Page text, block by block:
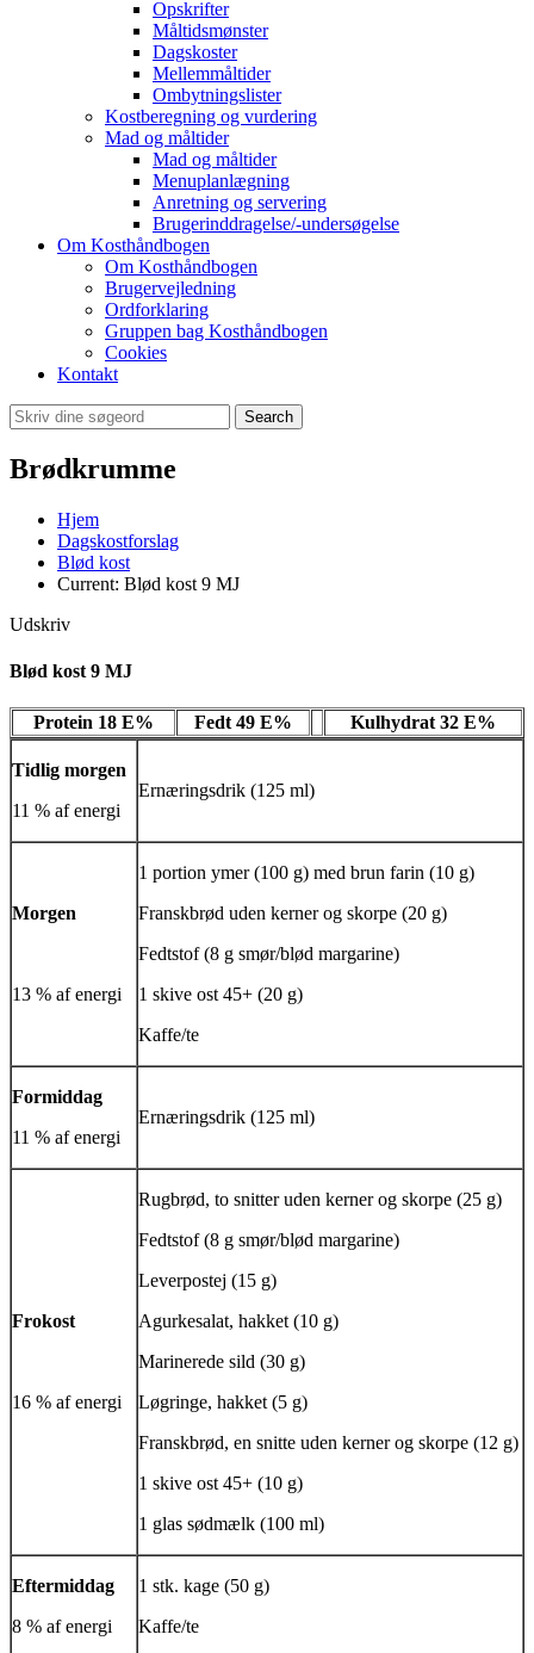
Opskrifter
Måltidsmønster
Dagskoster
Mellemmåltider
Ombytningslister
Kostberegning og vurdering
Mad og måltider
Mad og måltider
Menuplanlægning
Anretning og servering
Brugerinddragelse/-undersøgelse
Om Kosthåndbogen
Om Kosthåndbogen
Brugervejledning
Ordforklaring
Gruppen bag Kosthåndbogen
Cookies
Kontakt
Search
Brødkrumme
Hjem
Dagskostforslag
Blød kost
Current: Blød kost 9 MJ
Udskriv
Blød kost 9 MJ
Protein 18 E% Fedt 49 E% Kulhydrat 32 E%
Tidlig morgen
11 % af energi
Ernæringsdrik (125 ml)
Morgen
13 % af energi
1 portion ymer (100 g) med brun farin (10 g)
Franskbrød uden kerner og skorpe (20 g)
Fedtstof (8 g smør/blød margarine)
1 skive ost 45+ (20 g)
Kaffe/te
Formiddag
11 % af energi
Ernæringsdrik (125 ml)
Frokost
16 % af energi
Rugbrød, to snitter uden kerner og skorpe (25 g)
Fedtstof (8 g smør/blød margarine)
Leverpostej (15 g)
Agurkesalat, hakket (10 g)
Marinerede sild (30 g)
Løgringe, hakket (5 g)
Franskbrød, en snitte uden kerner og skorpe (12 g)
1 skive ost 45+ (10 g)
1 glas sødmælk (100 ml)
Eftermiddag
8 % af energi
1 stk. kage (50 g)
Kaffe/te